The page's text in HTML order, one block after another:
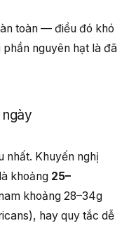
toàn — điều đó khó
nguyên hạt là đã
nhất. Khuyến nghị
khoảng 25–
khoảng 28–34g
hay quy tắc dễ